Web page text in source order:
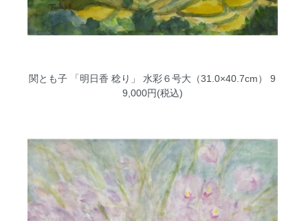
関とも子 「明日香 稔り」 水彩６号大（31.0×40.7cm）
9
9,000円(税込)